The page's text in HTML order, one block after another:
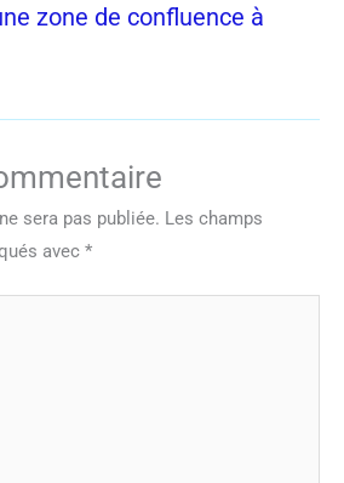
zone de confluence à
sera pas publiée. Les champs
avec *